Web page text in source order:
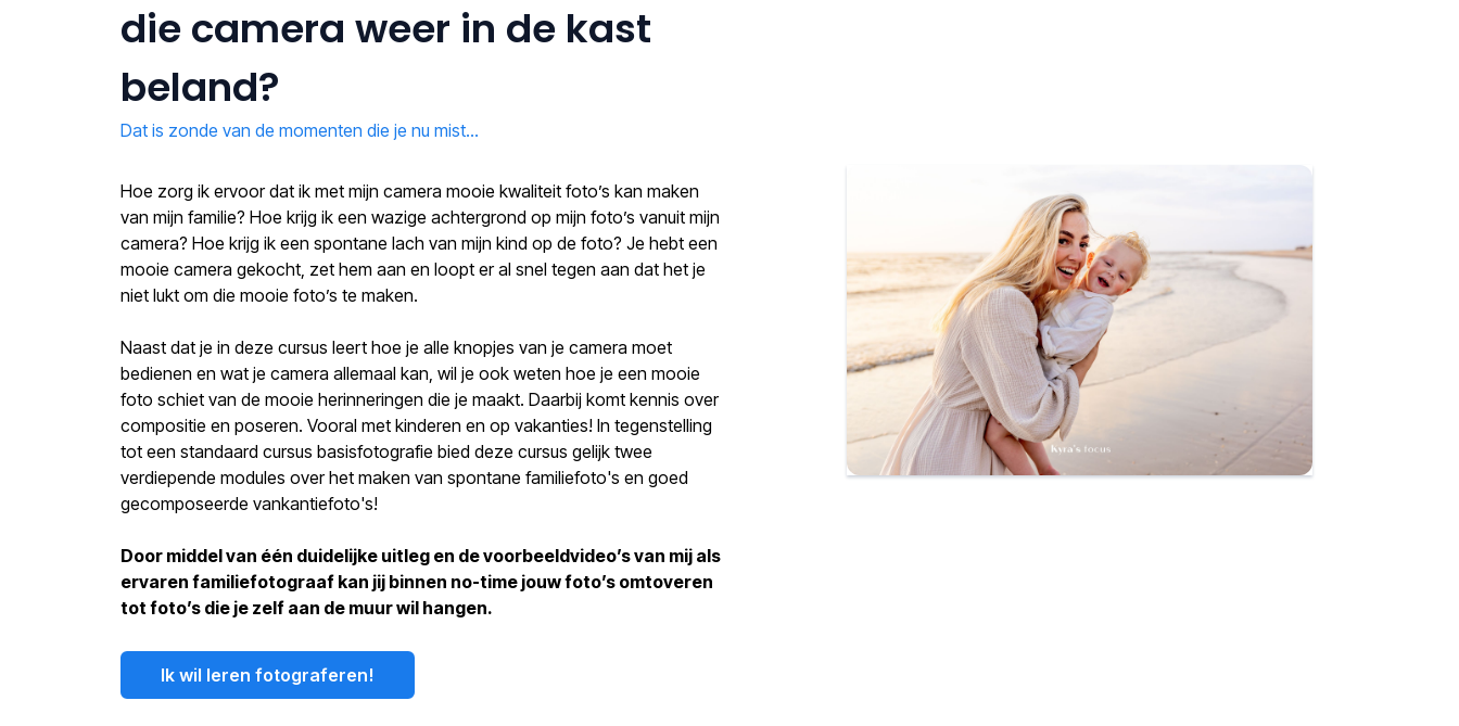
die camera weer in de kast
beland?
Dat is zonde van de momenten die je nu mist...
Hoe zorg ik ervoor dat ik met mijn camera mooie kwaliteit foto’s kan maken
van mijn familie? Hoe krijg ik een wazige achtergrond op mijn foto’s vanuit mijn
camera? Hoe krijg ik een spontane lach van mijn kind op de foto? Je hebt een
mooie camera gekocht, zet hem aan en loopt er al snel tegen aan dat het je
niet lukt om die mooie foto’s te maken.
Naast dat je in deze cursus leert hoe je alle knopjes van je camera moet
bedienen en wat je camera allemaal kan, wil je ook weten hoe je een mooie
foto schiet van de mooie herinneringen die je maakt. Daarbij komt kennis over
compositie en poseren. Vooral met kinderen en op vakanties! In tegenstelling
tot een standaard cursus basisfotografie bied deze cursus gelijk twee
verdiepende modules over het maken van spontane familiefoto's en goed
gecomposeerde vankantiefoto's!
Door middel van één duidelijke uitleg en de voorbeeldvideo’s van mij als
ervaren familiefotograaf kan jij binnen no-time jouw foto’s omtoveren
tot foto’s die je zelf aan de muur wil hangen.
Ik wil leren fotograferen!